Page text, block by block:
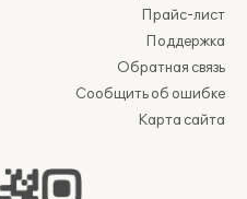
Прайс-лист
Поддержка
Обратная связь
Сообщить об ошибке
Карта сайта